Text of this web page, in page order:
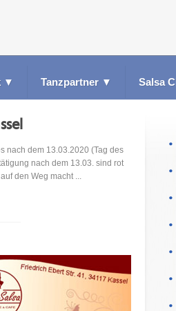
▼ Tanzpartner ▼ Salsa
nach dem 13.03.2020 (Tag des
nach dem 13.03. sind rot
den Weg macht ...